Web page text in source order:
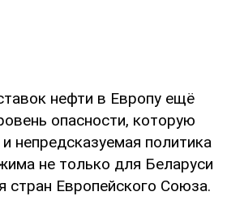
нефти в Европу ещё
опасности, которую
непредсказуемая политика
не только для Беларуси
стран Европейского Союза.